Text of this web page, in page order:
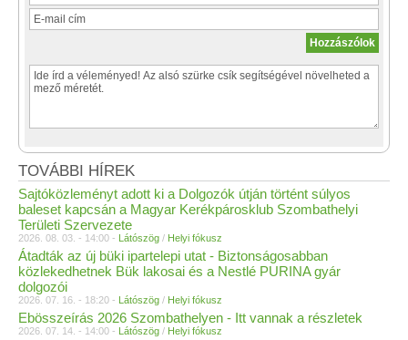
TOVÁBBI HÍREK
Sajtóközleményt adott ki a Dolgozók útján történt súlyos
baleset kapcsán a Magyar Kerékpárosklub Szombathelyi
Területi Szervezete
2026. 08. 03. - 14:00 - Látószög / Helyi fókusz
Átadták az új büki ipartelepi utat - Biztonságosabban
közlekedhetnek Bük lakosai és a Nestlé PURINA gyár
dolgozói
2026. 07. 16. - 18:20 - Látószög / Helyi fókusz
Ebösszeírás 2026 Szombathelyen - Itt vannak a részletek
2026. 07. 14. - 14:00 - Látószög / Helyi fókusz